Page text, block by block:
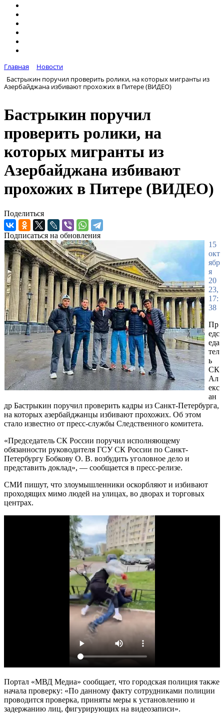
Главная
Новости
Бастрыкин поручил проверить ролики, на которых мигранты из
Азербайджана избивают прохожих в Питере (ВИДЕО)
Бастрыкин поручил
проверить ролики, на
которых мигранты из
Азербайджана избивают
прохожих в Питере (ВИДЕО)
Поделиться
Подписаться на обновления
15
окт
ябр
я
20
23,
17:
38
Пр
едс
еда
тел
ь
СК
Ал
екс
ан
др Бастрыкин поручил проверить кадры из Санкт-Петербурга,
на которых азербайджанцы избивают прохожих. Об этом
стало известно от пресс-службы Следственного комитета.
«Председатель СК России поручил исполняющему
обязанности руководителя ГСУ СК России по Санкт-
Петербургу Бобкову О. В. возбудить уголовное дело и
представить доклад», — сообщается в пресс-релизе.
СМИ пишут, что злоумышленники оскорбляют и избивают
проходящих мимо людей на улицах, во дворах и торговых
центрах.
Портал «МВД Медиа» сообщает, что городская полиция также
начала проверку: «По данному факту сотрудниками полиции
проводится проверка, приняты меры к установлению и
задержанию лиц, фигурирующих на видеозаписи».